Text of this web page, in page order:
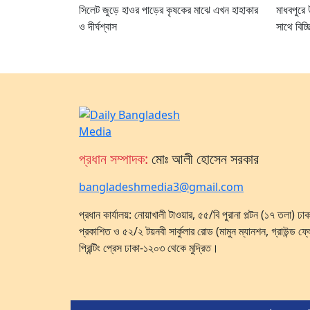
সিলেট জুড়ে হাওর পাড়ের কৃষকের মাঝে এখন হাহাকার
ও দীর্ঘশ্বাস
সাথে
প্রধান সম্পাদক: মোঃ আলী হোসেন সরকার
bangladeshmedia3@gmail.com
প্রধান কার্যালয়: নোয়াখালী টাওয়ার, ৫৫/বি পুরানা পল্টন (১৭ তলা)
প্রকাশিত ও ৫২/২ টয়নবী সার্কুলার রোড (মামুন ম্যানশন, গ্রাউন্ড
প্রিন্টিং প্রেস ঢাকা-১২০৩ থেকে মুদ্রিত।